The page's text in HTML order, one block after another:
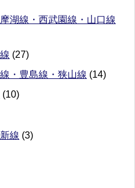
湖線・西武園線・山口線
(27)
・豊島線・狭山線 (14)
(10)
線 (3)